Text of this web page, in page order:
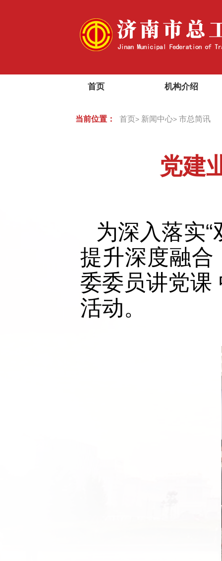
首页 机构介绍
当前位置： 首页> 新闻中心> 市总简讯
党建
为深入落实
提升深度融合
委委员讲党课
活动。